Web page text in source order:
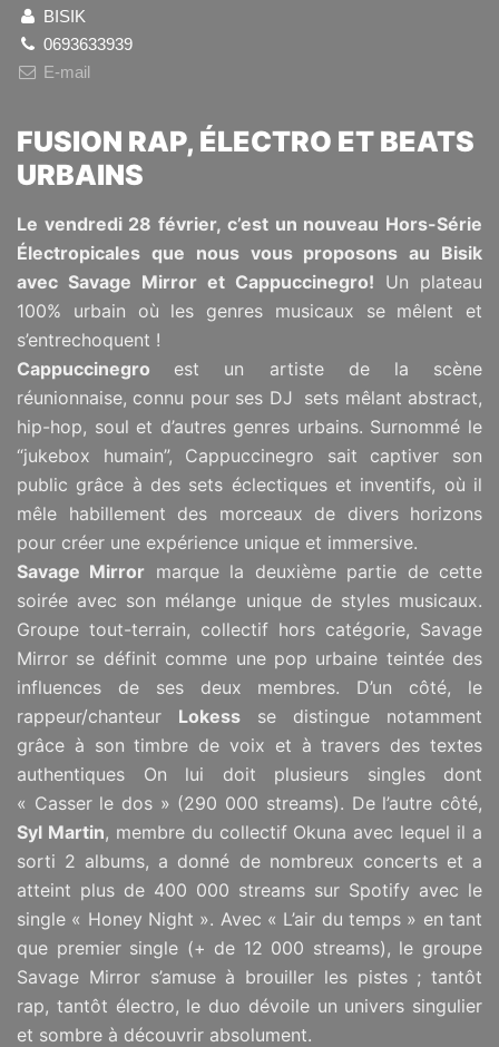
BISIK
0693633939
E-mail
FUSION RAP, ÉLECTRO ET BEATS
URBAINS
Le vendredi 28 février, c’est un nouveau Hors-Série
Électropicales que nous vous proposons au Bisik
avec Savage Mirror et Cappuccinegro! Un plateau
100% urbain où les genres musicaux se mêlent et
s’entrechoquent !
Cappuccinegro est un artiste de la scène
réunionnaise, connu pour ses DJ sets mêlant abstract,
hip-hop, soul et d’autres genres urbains. Surnommé le
“jukebox humain”, Cappuccinegro sait captiver son
public grâce à des sets éclectiques et inventifs, où il
mêle habillement des morceaux de divers horizons
pour créer une expérience unique et immersive.
Savage Mirror marque la deuxième partie de cette
soirée avec son mélange unique de styles musicaux.
Groupe tout-terrain, collectif hors catégorie, Savage
Mirror se définit comme une pop urbaine teintée des
influences de ses deux membres. D’un côté, le
rappeur/chanteur Lokess se distingue notamment
grâce à son timbre de voix et à travers des textes
authentiques On lui doit plusieurs singles dont
« Casser le dos » (290 000 streams). De l’autre côté,
Syl Martin, membre du collectif Okuna avec lequel il a
sorti 2 albums, a donné de nombreux concerts et a
atteint plus de 400 000 streams sur Spotify avec le
single « Honey Night ». Avec « L’air du temps » en tant
que premier single (+ de 12 000 streams), le groupe
Savage Mirror s’amuse à brouiller les pistes ; tantôt
rap, tantôt électro, le duo dévoile un univers singulier
et sombre à découvrir absolument.